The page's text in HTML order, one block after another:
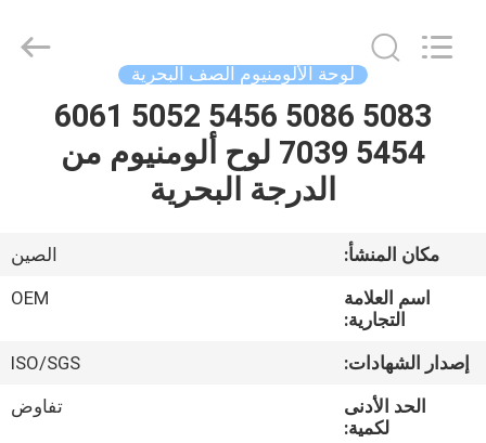
الصفحة
الرئيسية
معلومات
جولة
Management
Services
لوحة الألومنيوم الصف البحرية
5083 5086 5456 5052 6061
5454 7039 لوح ألومنيوم من
الدرجة البحرية
مكان المنشأ:
الصين
اسم العلامة
التجارية:
OEM
إصدار الشهادات:
ISO/SGS
الحد الأدنى
لكمية:
تفاوض